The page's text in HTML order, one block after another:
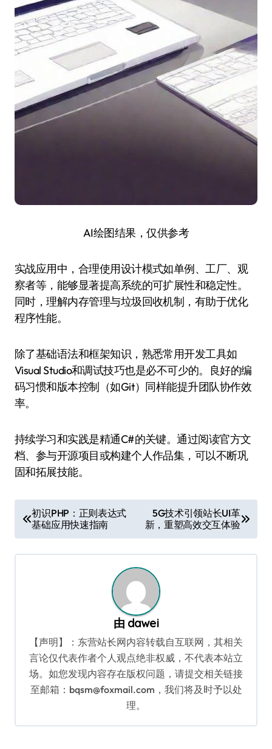
AI绘图结果，仅供参考
实战应用中，合理使用设计模式如单例、工厂、观
察者等，能够显著提高系统的可扩展性和稳定性。
同时，理解内存管理与垃圾回收机制，有助于优化
程序性能。
除了基础语法和框架知识，熟悉常用开发工具如
Visual Studio和调试技巧也是必不可少的。良好的编
码习惯和版本控制（如Git）同样能提升团队协作效
率。
持续学习和实践是精通C#的关键。通过阅读官方文
档、参与开源项目或构建个人作品集，可以不断巩
固和拓展技能。
章
导
初识PHP：正则表达式
基础应用快速指南
5G技术引领站长UI革
新，重塑高效交互体验
由 dawei
【声明】：东营站长网内容转载自互联网，其相关
言论仅代表作者个人观点绝非权威，不代表本站立
场。如您发现内容存在版权问题，请提交相关链接
至邮箱：bqsm@foxmail.com，我们将及时予以处
理。